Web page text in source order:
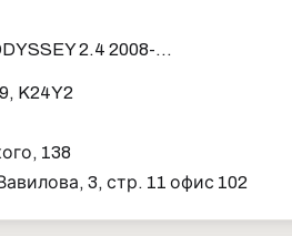
2.4 2008-...
K24Y2
138
3, стр. 11 офис 102